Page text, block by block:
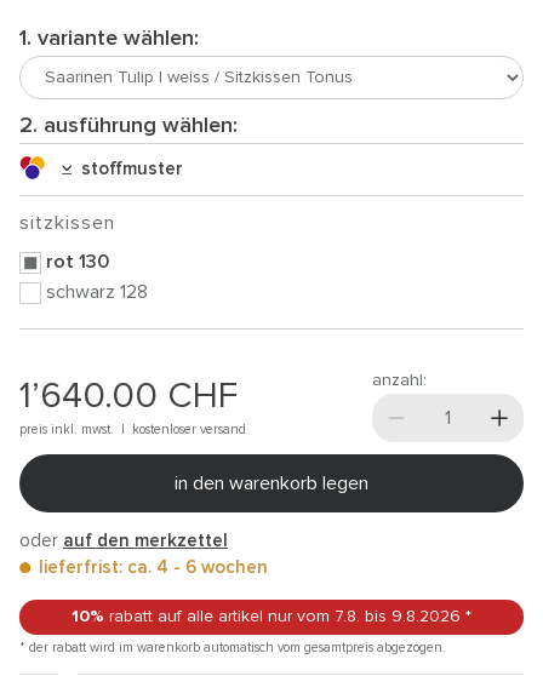
1. variante wählen:
2. ausführung wählen:
stoffmuster
sitzkissen
rot 130
schwarz 128
1’640.00 CHF
preis inkl. mwst. | kostenloser versand
anzahl:
in den warenkorb legen
oder auf den merkzettel
lieferfrist: ca. 4 - 6 wochen
10% rabatt auf alle artikel nur vom 7.8. bis 9.8.2026 *
* der rabatt wird im warenkorb automatisch vom gesamtpreis abgezogen.